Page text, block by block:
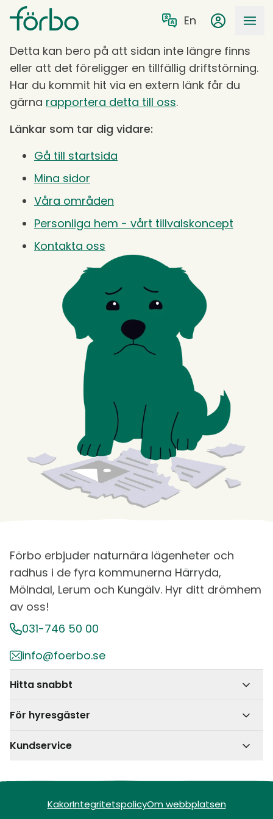
Gå till huvudmeny
Gå till övergripande innehåll
Sök på förbo.se
en
Oj då. Vi kan inte hitta sidan du letar efter!
Detta kan bero på att sidan inte längre finns
eller att det föreligger en tillfällig driftstörning.
Har du kommit hit via en extern länk får du
gärna rapportera detta till oss.
Länkar som tar dig vidare:
Gå till startsida
Mina sidor
Våra områden
Personliga hem - vårt tillvalskoncept
Kontakta oss
Förbo erbjuder naturnära lägenheter och
radhus i de fyra kommunerna Härryda,
Mölndal, Lerum och Kungälv. Hyr ditt drömhem
av oss!
031-746 50 00
info@foerbo.se
Hitta snabbt
För hyresgäster
Kundservice
KakorIntegritetspolicyOm webbplatsen